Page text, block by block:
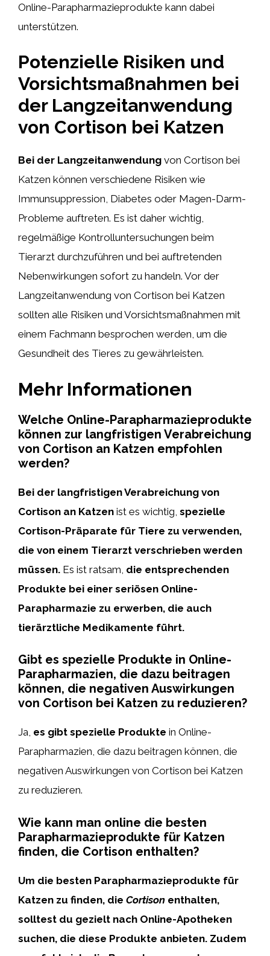
Online-Parapharmazieprodukte kann dabei
unterstützen.
Potenzielle Risiken und
Vorsichtsmaßnahmen bei
der Langzeitanwendung
von Cortison bei Katzen
Bei der Langzeitanwendung von Cortison bei
Katzen können verschiedene Risiken wie
Immunsuppression, Diabetes oder Magen-Darm-
Probleme auftreten. Es ist daher wichtig,
regelmäßige Kontrolluntersuchungen beim
Tierarzt durchzuführen und bei auftretenden
Nebenwirkungen sofort zu handeln. Vor der
Langzeitanwendung von Cortison bei Katzen
sollten alle Risiken und Vorsichtsmaßnahmen mit
einem Fachmann besprochen werden, um die
Gesundheit des Tieres zu gewährleisten.
Mehr Informationen
Welche Online-Parapharmazieprodukte
können zur langfristigen Verabreichung
von Cortison an Katzen empfohlen
werden?
Bei der langfristigen Verabreichung von
Cortison an Katzen ist es wichtig, spezielle
Cortison-Präparate für Tiere zu verwenden,
die von einem Tierarzt verschrieben werden
müssen. Es ist ratsam, die entsprechenden
Produkte bei einer seriösen Online-
Parapharmazie zu erwerben, die auch
tierärztliche Medikamente führt.
Gibt es spezielle Produkte in Online-
Parapharmazien, die dazu beitragen
können, die negativen Auswirkungen
von Cortison bei Katzen zu reduzieren?
Ja, es gibt spezielle Produkte in Online-
Parapharmazien, die dazu beitragen können, die
negativen Auswirkungen von Cortison bei Katzen
zu reduzieren.
Wie kann man online die besten
Parapharmazieprodukte für Katzen
finden, die Cortison enthalten?
Um die besten Parapharmazieprodukte für
Katzen zu finden, die Cortison enthalten,
solltest du gezielt nach Online-Apotheken
suchen, die diese Produkte anbieten. Zudem